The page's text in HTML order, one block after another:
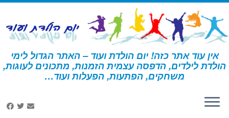
דלג
לתוכן
אין עוד אתר כזה! יום הולדת ועוד – האתר הגדול לימי
הולדת לילדים, הדפסה עצמית הזמנות, מתכונים לעוגות,
משחקים, הפתעות, הפעלות ועוד… דף הבית » פיג'מות » עוגות וכיבוד פיג'מות